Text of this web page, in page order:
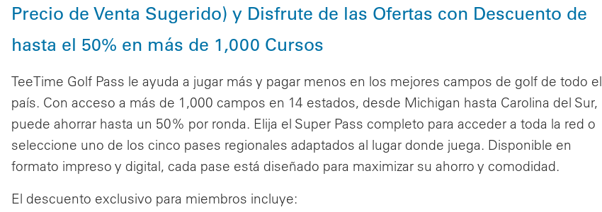
Precio de Venta Sugerido) y Disfrute de las Ofertas con Descuento de
hasta el 50% en más de 1,000 Cursos
TeeTime Golf Pass le ayuda a jugar más y pagar menos en los mejores campos de golf de todo el
país. Con acceso a más de 1,000 campos en 14 estados, desde Michigan hasta Carolina del Sur,
puede ahorrar hasta un 50% por ronda. Elija el Super Pass completo para acceder a toda la red o
seleccione uno de los cinco pases regionales adaptados al lugar donde juega. Disponible en
formato impreso y digital, cada pase está diseñado para maximizar su ahorro y comodidad.
El descuento exclusivo para miembros incluye: